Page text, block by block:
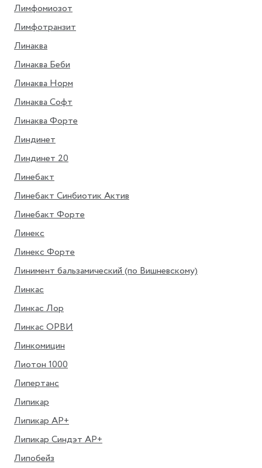
Лимфомиозот
Лимфотранзит
Линаква
Линаква Беби
Линаква Норм
Линаква Софт
Линаква Форте
Линдинет
Линдинет 20
Линебакт
Линебакт Синбиотик Актив
Линебакт Форте
Линекс
Линекс Форте
Линимент бальзамический (по Вишневскому)
Линкас
Линкас Лор
Линкас ОРВИ
Линкомицин
Лиотон 1000
Липертанс
Липикар
Липикар АР+
Липикар Синдэт АР+
Липобейз